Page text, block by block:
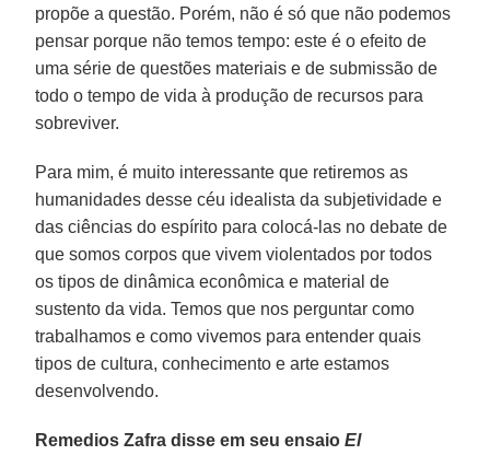
propõe a questão. Porém, não é só que não podemos
pensar porque não temos tempo: este é o efeito de
uma série de questões materiais e de submissão de
todo o tempo de vida à produção de recursos para
sobreviver.
Para mim, é muito interessante que retiremos as
humanidades desse céu idealista da subjetividade e
das ciências do espírito para colocá-las no debate de
que somos corpos que vivem violentados por todos
os tipos de dinâmica econômica e material de
sustento da vida. Temos que nos perguntar como
trabalhamos e como vivemos para entender quais
tipos de cultura, conhecimento e arte estamos
desenvolvendo.
Remedios Zafra disse em seu ensaioEl